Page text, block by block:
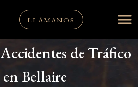
LLÁMANOS
de Tráfico
Bellaire